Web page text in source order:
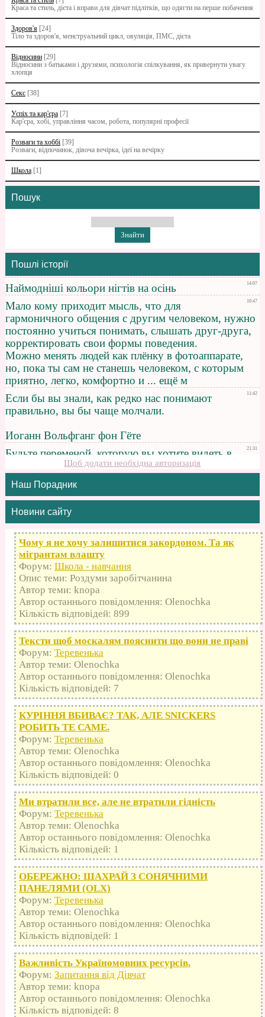
Краса та стиль, дієта і вправи для дівчат підлітків, що одягти на перше побачення
Здоров'я [24]
Тіло та здоров'я, менструальний цикл, овуляція, ПМС, дієта
Відносини [29]
Відносини з батьками i друзями, психологія спілкування, як привернути увагу
хлопця
Секс [38]
Успіх та кар'єра [7]
Кар'єра, хобі, управління часом, робота, популярні професії
Розваги та хоббі [39]
Розваги, відпочинок, дівоча вечірка, ідеї на вечірку
Школа [1]
Пошук
Пошлі історії
Щоб додати необхідна авторизація
Наш Порадник
Новини сайту
Чому я не хочу залишитися закордоном. Та як
мігрантам влашту
Форум: Школа - навчання
Опис теми: Роздуми заробітчанина
Автор теми: knopa
Автор останнього повідомлення: Olenochka
Кількість відповідей: 899
Тексти щоб москалям пояснити що вони не праві
Форум: Теревенька
Автор теми: Olenochka
Автор останнього повідомлення: Olenochka
Кількість відповідей: 7
КУРІННЯ ВБИВАЄ? ТАК, АЛЕ SNICKERS
РОБИТЬ ТЕ САМЕ.
Форум: Теревенька
Автор теми: Olenochka
Автор останнього повідомлення: Olenochka
Кількість відповідей: 0
Ми втратили все, але не втратили гідність
Форум: Теревенька
Автор теми: Olenochka
Автор останнього повідомлення: Olenochka
Кількість відповідей: 1
ОБЕРЕЖНО: ШАХРАЙ З СОНЯЧНИМИ
ПАНЕЛЯМИ (OLX)
Форум: Теревенька
Автор теми: Olenochka
Автор останнього повідомлення: Olenochka
Кількість відповідей: 1
Важливість Україномовних ресурсів.
Форум: Запитання від Дівчат
Автор теми: knopa
Автор останнього повідомлення: Olenochka
Кількість відповідей: 8